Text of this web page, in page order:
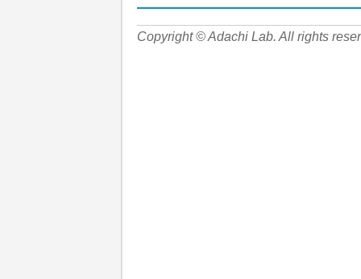
Copyright © Adachi Lab. All rights